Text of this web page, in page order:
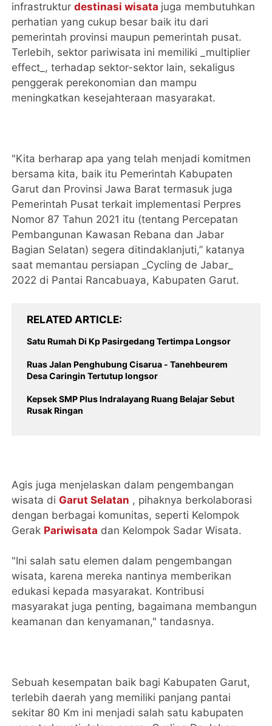
infrastrukturdestinasi wisata juga membutuhkan
perhatian yang cukup besar baik itu dari
pemerintah provinsi maupun pemerintah pusat.
Terlebih, sektor pariwisata ini memiliki _multiplier
effect_, terhadap sektor-sektor lain, sekaligus
penggerak perekonomian dan mampu
meningkatkan kesejahteraan masyarakat.
"Kita berharap apa yang telah menjadi komitmen
bersama kita, baik itu Pemerintah Kabupaten
Garut dan Provinsi Jawa Barat termasuk juga
Pemerintah Pusat terkait implementasi Perpres
Nomor 87 Tahun 2021 itu (tentang Percepatan
Pembangunan Kawasan Rebana dan Jabar
Bagian Selatan) segera ditindaklanjuti,” katanya
saat memantau persiapan _Cycling de Jabar_
2022 di Pantai Rancabuaya, Kabupaten Garut.
RELATED ARTICLE
Satu Rumah Di Kp Pasirgedang Tertimpa Longsor
Ruas Jalan Penghubung Cisarua - Tanehbeurem
Desa Caringin Tertutup longsor
Kepsek SMP Plus lndralayang Ruang Belajar Sebut
Rusak Ringan
Agis juga menjelaskan dalam pengembangan
wisata di Garut Selatan , pihaknya berkolaborasi
dengan berbagai komunitas, seperti Kelompok
Gerak Pariwisata dan Kelompok Sadar Wisata.
"Ini salah satu elemen dalam pengembangan
wisata, karena mereka nantinya memberikan
edukasi kepada masyarakat. Kontribusi
masyarakat juga penting, bagaimana membangun
keamanan dan kenyamanan," tandasnya.
Sebuah kesempatan baik bagi Kabupaten Garut,
terlebih daerah yang memiliki panjang pantai
sekitar 80 Km ini menjadi salah satu kabupaten